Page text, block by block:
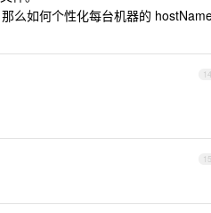
么如何个性化每台机器的
14
15